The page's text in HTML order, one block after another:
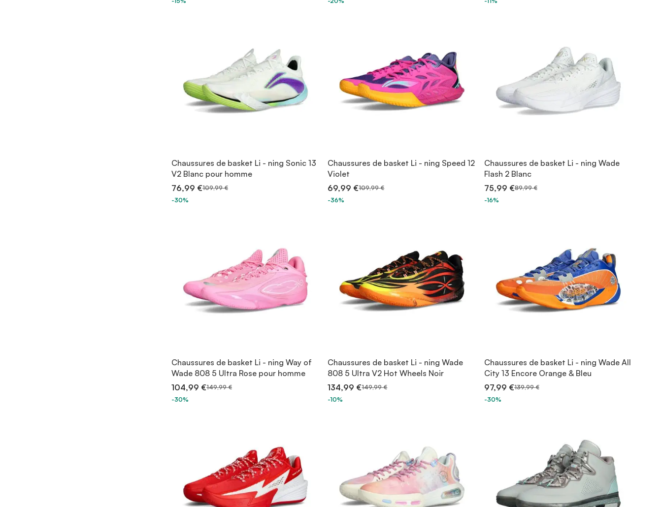
Chaussures de basket Li - ning Sonic 13
V2 Blanc pour homme
76,99 €109,99 €
-30%
Chaussures de basket Li - ning Speed 12
Violet
69,99 €109,99 €
-36%
Chaussures de basket Li - ning Wade
Flash 2 Blanc
75,99 €89,99 €
-16%
Chaussures de basket Li - ning Way of
Wade 808 5 Ultra Rose pour homme
104,99 €149,99 €
-30%
Chaussures de basket Li - ning Wade
808 5 Ultra V2 Hot Wheels Noir
134,99 €149,99 €
-10%
Chaussures de basket Li - ning Wade All
City 13 Encore Orange & Bleu
97,99 €139,99 €
-30%